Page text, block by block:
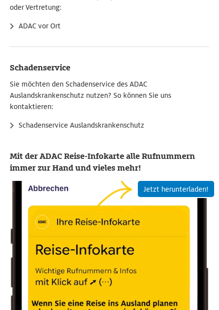
oder Vertretung:
ADAC vor Ort
Schadenservice
Sie möchten den Schadenservice des ADAC
Auslandskrankenschutz nutzen? So können Sie uns
kontaktieren:
Schadenservice Auslandskrankenschutz
Mit der ADAC Reise-Infokarte alle Rufnummern
immer zur Hand und vieles mehr!
Jetzt herunterladen!